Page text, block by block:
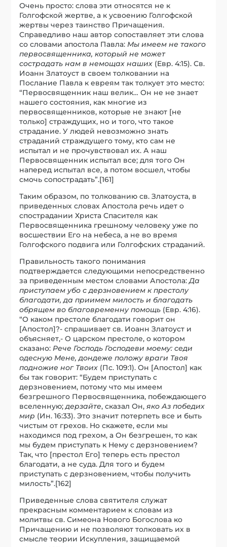
Очень просто: слова эти относятся не к
Голгофской жертве, а к усвоению Голгофской
жертвы через таинство Причащения.
Справедливо наш автор сопоставляет эти слова
со словами апостола Павла: Мы имеем не такого
первосвященника, который не может
сострадать нам в немощах наших (Евр. 4:15). Св.
Иоанн Златоуст в своем толковании на
Послание Павла к евреям так толкует это место:
“Первосвященник наш велик… Он не не знает
нашего состояния, как многие из
первосвященников, которые не знают [не
только] страждущих, но и того, что такое
страдание. У людей невозможно знать
страданий страждущего тому, кто сам не
испытал и не прочувствовал их. А наш
Первосвященник испытал все; для того Он
наперед испытал все, а потом восшел, чтобы
смочь сопострадать”.[161]
Таким образом, по толкованию св. Златоуста, в
приведенных словах Апостола речь идет о
спострадании Христа Спасителя как
Первосвященника грешному человеку уже по
восшествии Его на небеса, а не во время
Голгофского подвига или Голгофских страданий.
Правильность такого понимания
подтверждается следующими непосредственно
за приведенным местом словами Апостола:Да
приступаем убо с дерзновением к престолу
благодати, да приимем милость и благодать
обрящем во благовременну помощь (Евр. 4:16).
“О каком престоле благодати говорит он
[Апостол]?- спрашивает св. Иоанн Златоуст и
объясняет,- О царском престоле, о котором
сказано:Рече Господь Господеви моему: седи
одесную Мене, дондеже положу враги Твоя
подножие ног Твоих (Пс. 109:1). Он [Апостол] как
бы так говорит: “Будем приступать с
дерзновением, потому что мы имеем
безгрешного Первосвященника, побеждающего
вселенную;дерзайте, сказал Он,яко Аз победих
мир (Ин. 16:33). Это значит потерпеть все и быть
чистым от грехов. Но скажете, если мы
находимся под грехом, а Он безгрешен, то как
мы будем приступать к Нему с дерзновением?
Так, что [престол Его] теперь есть престол
благодати, а не суда. Для того и будем
приступать с дерзновением, чтобы получить
милость”.[162]
Приведенные слова святителя служат
прекрасным комментарием к словам из
молитвы св. Симеона Нового Богослова ко
Причащению и не позволяют толковать их в
смысле теории Искупления, защищаемой